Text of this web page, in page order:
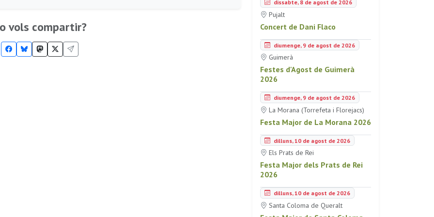
vols compartir?
dissabte, 8 de agost de 2026
Pujalt
Concert de Dani Flaco
diumenge, 9 de agost de 2026
Guimerà
Festes d'Agost de Guimerà
2026
diumenge, 9 de agost de 2026
La Morana (Torrefeta i Florejacs)
Festa Major de La Morana 2026
dilluns, 10 de agost de 2026
Els Prats de Rei
Festa Major dels Prats de Rei
2026
dilluns, 10 de agost de 2026
Santa Coloma de Queralt